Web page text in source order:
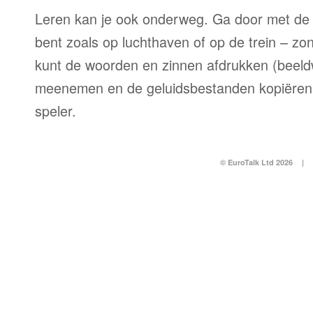
Leren kan je ook onderweg. Ga door met
bent zoals op luchthaven of op de trein –
kunt de woorden en zinnen afdrukken
meenemen en de geluidsbestanden
speler.
© EuroTalk Ltd 2026 |